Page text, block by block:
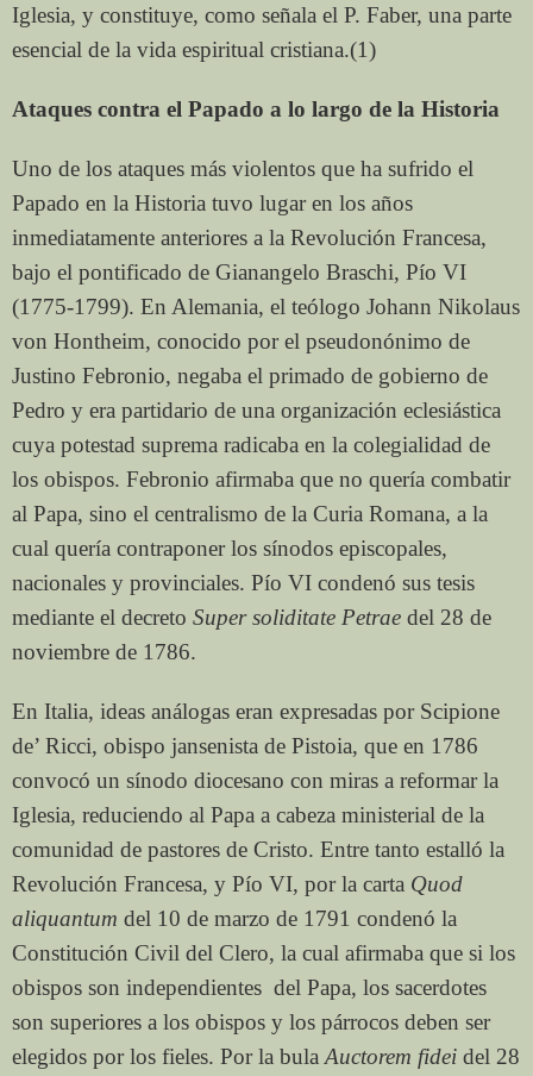
Iglesia, y constituye, como señala el P. Faber, una parte
esencial de la vida espiritual cristiana.(1)
Ataques contra el Papado a lo largo de la Historia
Uno de los ataques más violentos que ha sufrido el
Papado en la Historia tuvo lugar en los años
inmediatamente anteriores a la Revolución Francesa,
bajo el pontificado de Gianangelo Braschi, Pío VI
(1775-1799). En Alemania, el teólogo Johann Nikolaus
von Hontheim, conocido por el pseudonónimo de
Justino Febronio, negaba el primado de gobierno de
Pedro y era partidario de una organización eclesiástica
cuya potestad suprema radicaba en la colegialidad de
los obispos. Febronio afirmaba que no quería combatir
al Papa, sino el centralismo de la Curia Romana, a la
cual quería contraponer los sínodos episcopales,
nacionales y provinciales. Pío VI condenó sus tesis
mediante el decreto Super soliditate Petrae del 28 de
noviembre de 1786.
En Italia, ideas análogas eran expresadas por Scipione
de’ Ricci, obispo jansenista de Pistoia, que en 1786
convocó un sínodo diocesano con miras a reformar la
Iglesia, reduciendo al Papa a cabeza ministerial de la
comunidad de pastores de Cristo. Entre tanto estalló la
Revolución Francesa, y Pío VI, por la carta Quod
aliquantum del 10 de marzo de 1791 condenó la
Constitución Civil del Clero, la cual afirmaba que si los
obispos son independientes del Papa, los sacerdotes
son superiores a los obispos y los párrocos deben ser
elegidos por los fieles. Por la bula Auctorem fidei del 28